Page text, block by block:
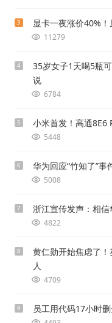
3 显卡一夜涨价40%
11279
4
35岁女子1天喝5瓶
说
6784
5 小米首发！高通8E6
5448
6 华为回应“竹知了”事
5008
7 浙江宣传发声：相信
4822
8
黄仁勋开始焦虑了
人
4709
9 员工用代码17小时